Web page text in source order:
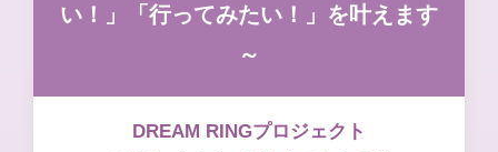
い！」「行ってみたい！」を叶えます
～
DREAM RINGプロジェクト